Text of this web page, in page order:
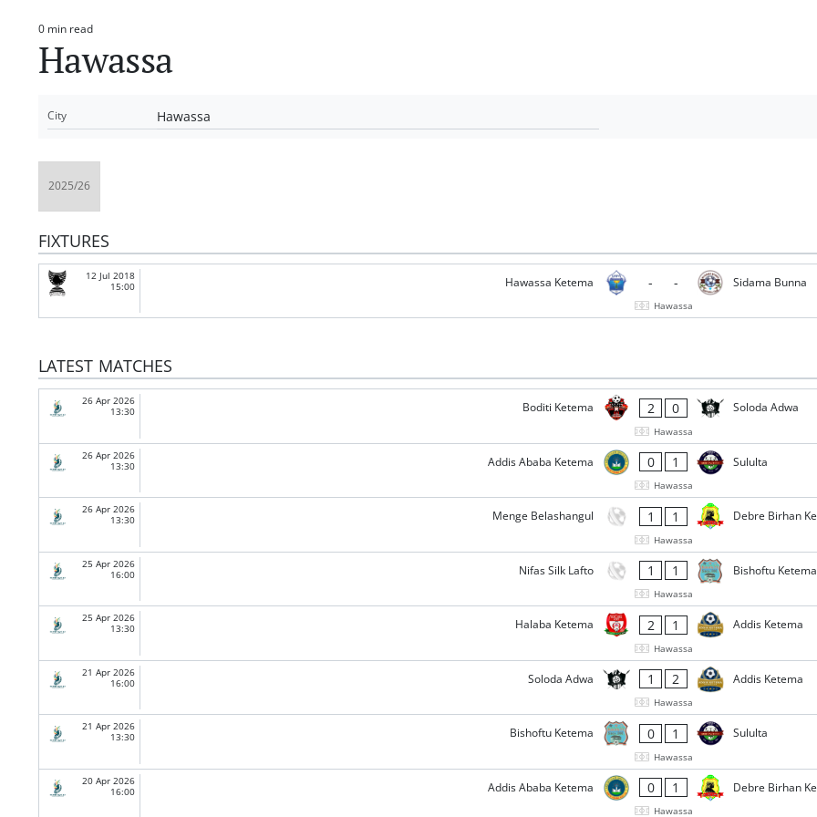
Estimated
read
time
0 min read
Hawassa
City Hawassa
FIXTURES
12 Jul 2018
15:00
Hawassa Ketema - - Sidama Bunna
Hawassa
LATEST MATCHES
26 Apr 2026
13:30
Boditi Ketema 2 0 Soloda Adwa
Hawassa
26 Apr 2026
13:30
Addis Ababa Ketema 0 1 Sululta
Hawassa
26 Apr 2026
13:30
Menge Belashangul 1 1 Debre Birhan
Hawassa
25 Apr 2026
16:00
Nifas Silk Lafto 1 1 Bishoftu Ketema
Hawassa
25 Apr 2026
13:30
Halaba Ketema 2 1 Addis Ketema
Hawassa
21 Apr 2026
16:00
Soloda Adwa 1 2 Addis Ketema
Hawassa
21 Apr 2026
13:30
Bishoftu Ketema 0 1 Sululta
Hawassa
20 Apr 2026
16:00
Addis Ababa Ketema 0 1 Debre Birhan
Hawassa